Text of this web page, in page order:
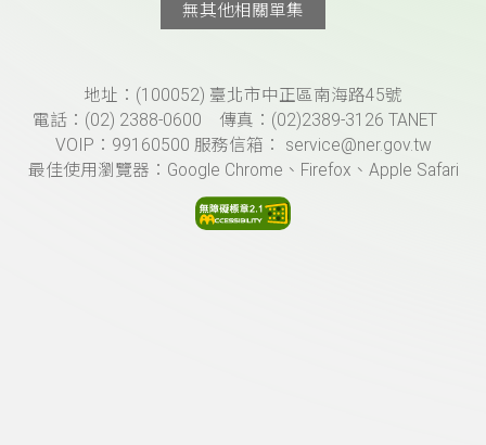
無其他相關單集
頁尾資訊地址：(100052) 臺北市中正區南海路45號
電話：(02) 2388-0600 傳真：(02)2389-3126 TANET
VOIP：99160500 服務信箱： service@ner.gov.tw
最佳使用瀏覽器：Google Chrome、Firefox、Apple Safari